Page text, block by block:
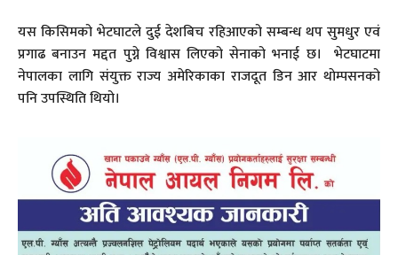
यस किसिमको भेटघाटले दुई देशबिच रहिआएको सम्बन्ध थप सुमधुर एवं
प्रगाढ बनाउन मद्दत पुग्ने विश्वास लिएको सेनाको भनाई छ। भेटघाटमा
नेपालका लागि संयुक्त राज्य अमेरिकाका राजदूत डिन आर थाेम्पसनको
पनि उपस्थिति थियो।